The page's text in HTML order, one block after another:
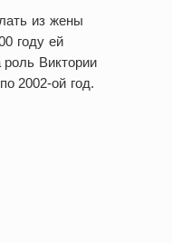
из жены
году ей
Виктории
2002-ой год.